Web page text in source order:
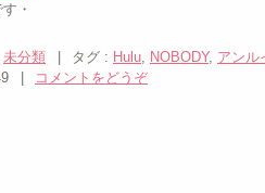
・
未分類 タグ : Hulu, NOBODY, アンル
コメントをどうぞ